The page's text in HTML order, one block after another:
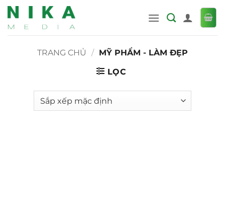
Bỏ
qua
nội
TRANG CHỦ
/ MỸ PHẨM - LÀM ĐẸP
LỌC